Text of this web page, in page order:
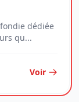
dédiée
qu...
Voir